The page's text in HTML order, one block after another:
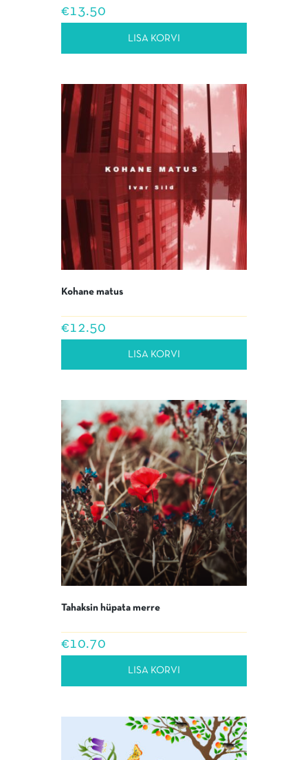
€13.50
LISA KORVI
Kohane matus
€12.50
LISA KORVI
Tahaksin hüpata merre
€10.70
LISA KORVI